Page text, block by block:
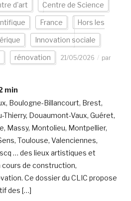
d'art Centre de Science
France Hors les
Innovation sociale
rénovation 21/05/2026
par
min
Boulogne-Billancourt, Brest,
Thierry, Douaumont-Vaux, Guéret,
Massy, Montolieu, Montpellier,
Toulouse, Valenciennes,
… des lieux artistiques et
de construction,
Ce dossier du CLIC propose
des […]